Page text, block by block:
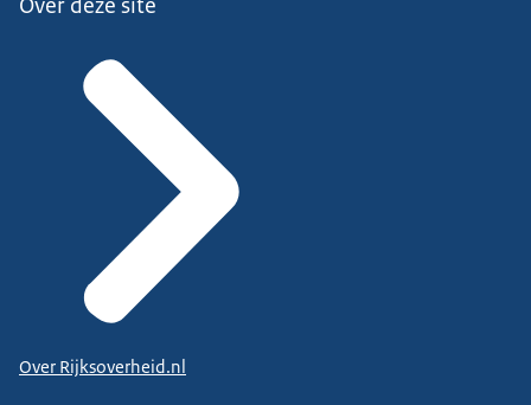
Over Rijksoverheid.nl